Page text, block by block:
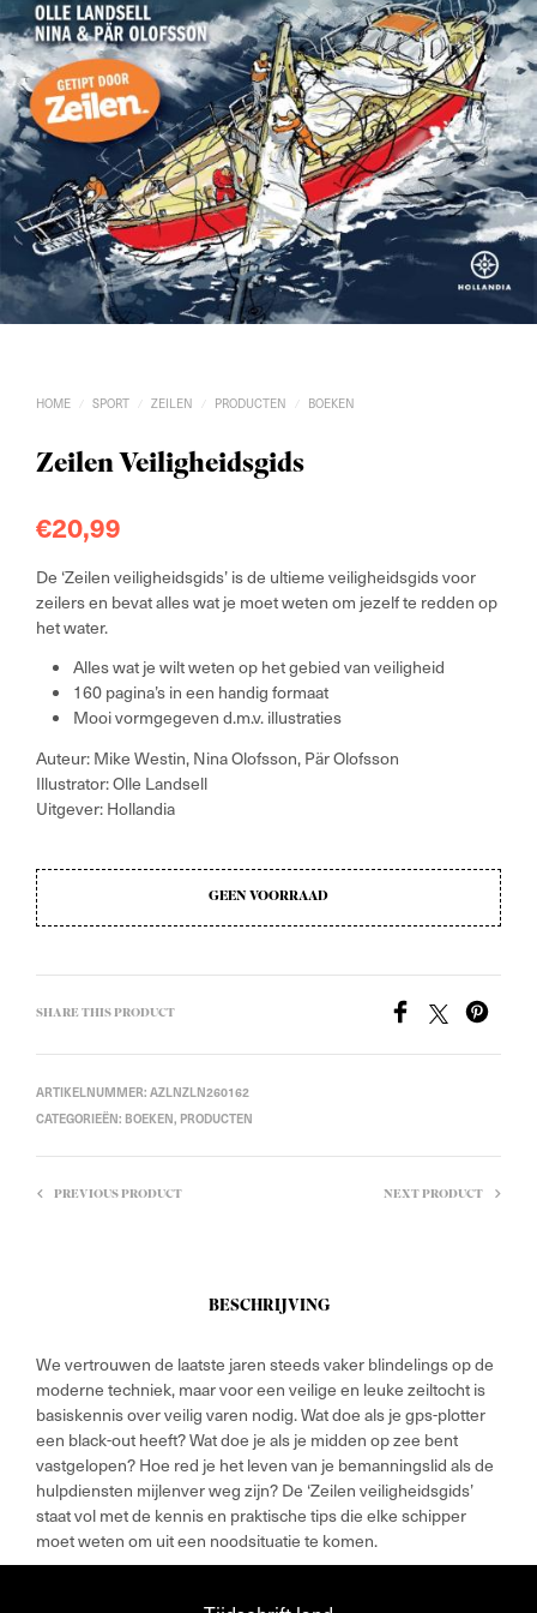
HOME / SPORT / ZEILEN / PRODUCTEN / BOEKEN
Zeilen Veiligheidsgids
€20,99
De ‘Zeilen veiligheidsgids’ is de ultieme veiligheidsgids voor
zeilers en bevat alles wat je moet weten om jezelf te redden op
het water.
Alles wat je wilt weten op het gebied van veiligheid
160 pagina’s in een handig formaat
Mooi vormgegeven d.m.v. illustraties
Auteur: Mike Westin, Nina Olofsson, Pär Olofsson
Illustrator: Olle Landsell
Uitgever: Hollandia
GEEN VOORRAAD
SHARE THIS PRODUCT
ARTIKELNUMMER: AZLNZLN260162
CATEGORIEËN: BOEKEN, PRODUCTEN
PREVIOUS PRODUCT NEXT PRODUCT
BESCHRIJVING
We vertrouwen de laatste jaren steeds vaker blindelings op de
moderne techniek, maar voor een veilige en leuke zeiltocht is
basiskennis over veilig varen nodig. Wat doe als je gps-plotter
een black-out heeft? Wat doe je als je midden op zee bent
vastgelopen? Hoe red je het leven van je bemanningslid als de
hulpdiensten mijlenver weg zijn? De ‘Zeilen veiligheidsgids’
staat vol met de kennis en praktische tips die elke schipper
moet weten om uit een noodsituatie te komen.